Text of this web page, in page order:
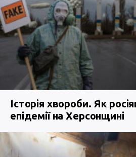
Історія хвороби. Як
епідемії на Херсонщині